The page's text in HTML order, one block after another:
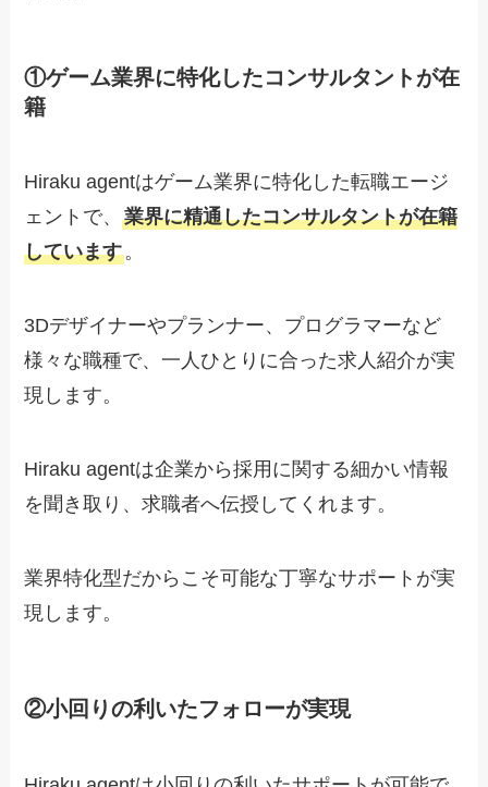
①ゲーム業界に特化したコンサルタントが在
籍
Hiraku agentはゲーム業界に特化した転職エージ
ェントで、業界に精通したコンサルタントが在籍
しています。
3Dデザイナーやプランナー、プログラマーなど
様々な職種で、一人ひとりに合った求人紹介が実
現します。
Hiraku agentは企業から採用に関する細かい情報
を聞き取り、求職者へ伝授してくれます。
業界特化型だからこそ可能な丁寧なサポートが実
現します。
②小回りの利いたフォローが実現